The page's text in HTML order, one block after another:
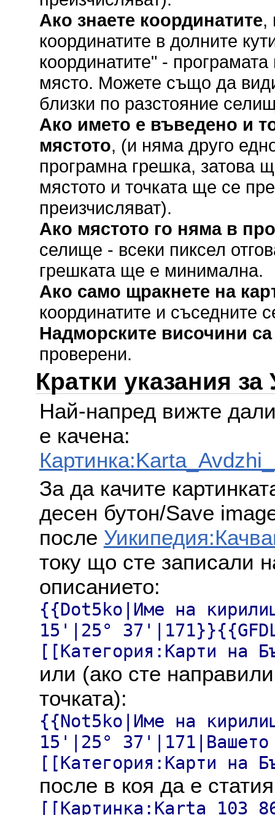
Ако знаете координатите,
координатите в долните
координатите" -
място. Можете също да
близки по разстояние
Ако името е въведено и
мястото, (и няма друго
програмна грешка, затова
мястото и точката ще се
преизчисляват).
Ако мястото го няма в
селище - всеки пиксел
грешката ще е минимална.
Ако само щракнете на
координатите и съседните
Надморските височини
проверени.
Кратки указания
Най-напред вижте
е качена:
За да качите
десен бутон/Save
после
току що сте записали
описанието:
{{Dot5ko|Име на
15'|25°
[[Категория:Карти на
или (ако сте
точката):
{{Not5ko|Име на
15'|25°
[[Категория:Карти на
после в коя да е